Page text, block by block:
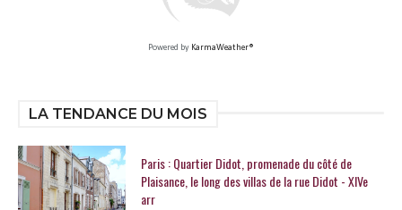
Powered by KarmaWeather®
LA TENDANCE DU MOIS
Paris : Quartier Didot, promenade du côté de
Plaisance, le long des villas de la rue Didot - XIVe
arr